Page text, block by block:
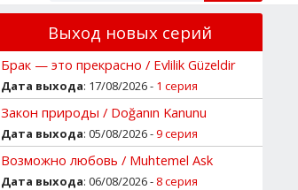
Выход новых серий
Брак — это прекрасно / Evlilik Güzeldir
Дата выхода: 17/08/2026 - 1 серия
Закон природы / Doğanın Kanunu
Дата выхода: 05/08/2026 -9 серия
Возможно любовь / Muhtemel Ask
Дата выхода: 06/08/2026 - 8 серия